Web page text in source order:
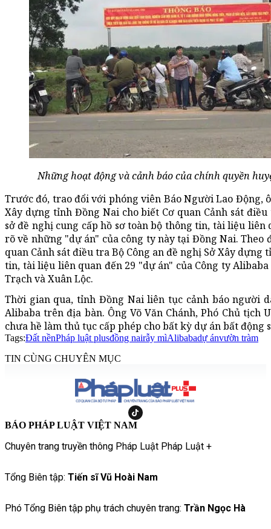
Những hoạt động và cảnh báo của chính quyền
Trước đó, trao đổi với phóng viên Báo Người Lao Động,
Xây dựng tỉnh Đồng Nai cho biết Cơ quan Cảnh sát
sở đề nghị cung cấp hồ sơ toàn bộ thông tin, tài liệu
rõ về những "dự án" của công ty này tại Đồng Nai. Theo
quan Cảnh sát điều tra Bộ Công an đề nghị Sở Xây
tin, tài liệu liên quan đến 29 "dự án" của Công ty
Trạch và Xuân Lộc.
Thời gian qua, tỉnh Đồng Nai liên tục cảnh báo người
Alibaba trên địa bàn. Ông Võ Văn Chánh, Phó Chủ
chưa hề làm thủ tục cấp phép cho bất kỳ dự án bất động
Tags:Đất nềnPháp luật plusđồng nairẫy mìAlibabadự ánvườn tràm
TIN CÙNG CHUYÊN MỤC
BÁO PHÁP LUẬT VIỆT NAM
Chuyên trang truyền thông Pháp Luật Pháp Luật +
Tổng Biên tập: Tiến sĩ Vũ Hoài Nam
Phó Tổng Biên tập phụ trách chuyên trang: Trần Ngọc Hà